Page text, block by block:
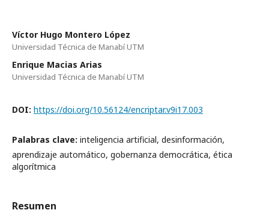
Víctor Hugo Montero López
Universidad Técnica de Manabí UTM
Enrique Macias Arias
Universidad Técnica de Manabí UTM
DOI: https://doi.org/10.56124/encriptar.v9i17.003
Palabras clave: inteligencia artificial, desinformación,
aprendizaje automático, gobernanza democrática, ética
algorítmica
Resumen